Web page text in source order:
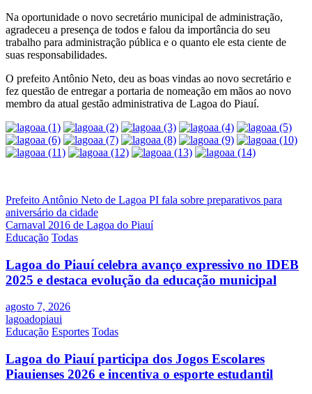
Na oportunidade o novo secretário municipal de administração,
agradeceu a presença de todos e falou da importância do seu
trabalho para administração pública e o quanto ele esta ciente de
suas responsabilidades.
O prefeito Antônio Neto, deu as boas vindas ao novo secretário e
fez questão de entregar a portaria de nomeação em mãos ao novo
membro da atual gestão administrativa de Lagoa do Piauí.
Navegação
de
Post
Prefeito Antônio Neto de Lagoa PI fala sobre preparativos para
aniversário da cidade
Carnaval 2016 de Lagoa do Piauí
Educação Todas
Lagoa do Piauí celebra avanço expressivo no IDEB
2025 e destaca evolução da educação municipal
agosto 7, 2026
lagoadopiaui
Educação Esportes Todas
Lagoa do Piauí participa dos Jogos Escolares
Piauienses 2026 e incentiva o esporte estudantil